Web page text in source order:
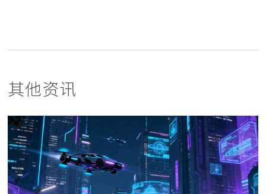
其他资讯